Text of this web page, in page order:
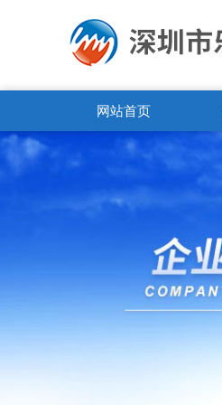
网站首页